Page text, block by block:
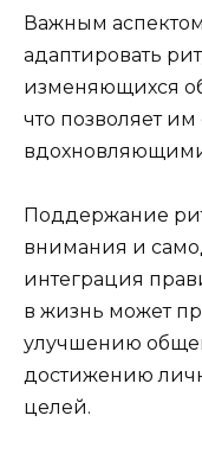
Важным
адаптировать
изменяющихся
что позволяет
Поддержание
внимания и
интеграция
в жизнь может
улучшению
достижению
целей.